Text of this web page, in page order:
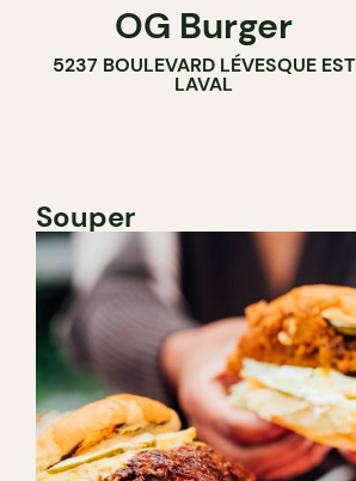
OG Burger
5237 BOULEVARD LÉVESQUE EST
LAVAL
Souper